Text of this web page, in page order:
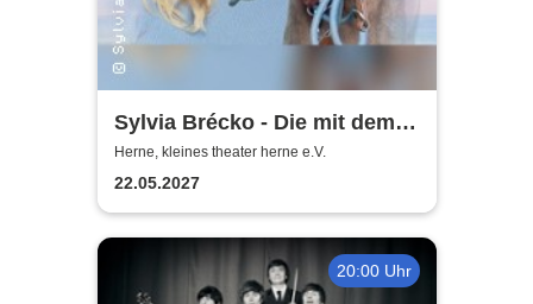
Sylvia Brécko - Die mit dem
Hund geht
Herne, kleines theater herne e.V.
22.05.2027
20:00 Uhr